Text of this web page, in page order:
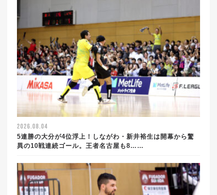
2026.08.04
5連勝の大分が4位浮上！しながわ・新井裕生は開幕から驚
異の10戦連続ゴール。王者名古屋も8……